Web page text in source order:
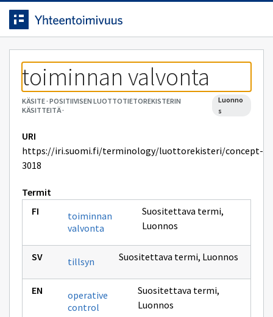
Siirrytty
sivulle
Siirry suoraan sisältöön.
toiminnan valvonta
KÄSITE· POSITIIVISEN LUOTTOTIETOREKISTERIN
KÄSITTEITÄ·
luonno
s
URI
https://iri.suomi.fi/terminology/luottorekisteri/concept-
3018
Termit
toiminnan
valvonta
Suositettava termi,
Luonnos
tillsyn Suositettava termi, Luonnos
operative
control
Suositettava termi,
Luonnos